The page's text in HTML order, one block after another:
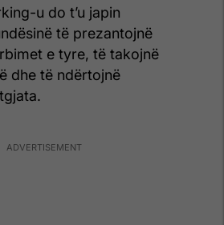
u do t’u japin
të prezantojnë
e tyre, të takojnë
dhe të ndërtojnë